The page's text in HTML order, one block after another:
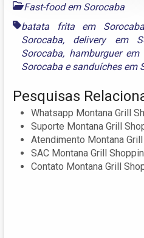
Fast-food em Sorocaba
batata frita em Sorocaba
Sorocaba, delivery em
Sorocaba, hamburguer em
Sorocaba esanduíches em
Pesquisas
Whatsapp Montana Grill
Suporte Montana Grill
Atendimento Montana
SAC Montana Grill
Contato Montana Grill